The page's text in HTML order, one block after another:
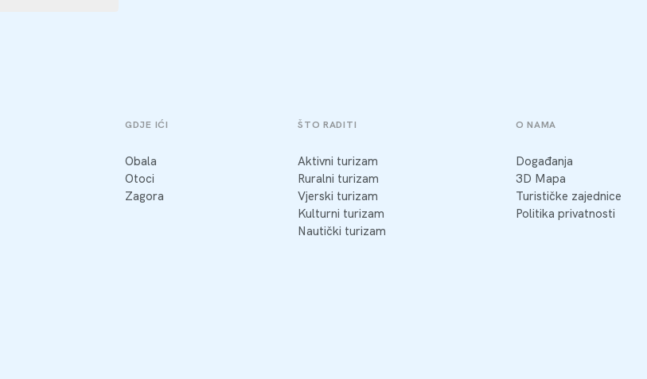
GDJE IĆI
Obala
Otoci
Zagora
ŠTO RADITI
Aktivni turizam
Ruralni turizam
Vjerski turizam
Kulturni turizam
Nautički turizam
O NAMA
Događanja
3D Mapa
Turističke zajednice
Politika privatnosti